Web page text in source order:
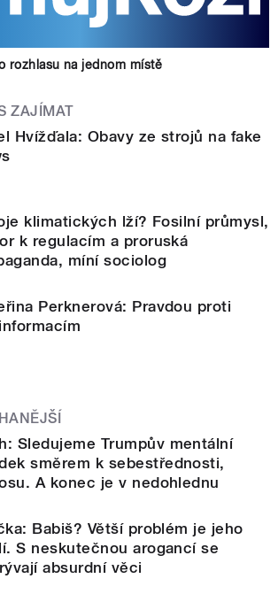
rozhlasu na jednom místě
ZAJÍMAT
Hvížďala: Obavy ze strojů na fake
klimatických lží? Fosilní průmysl,
k regulacím a proruská
míní sociolog
Perknerová: Pravdou proti
Sledujeme Trumpův mentální
směrem k sebestřednosti,
A konec je v nedohlednu
Babiš? Větší problém je jeho
S neskutečnou arogancí se
absurdní věci